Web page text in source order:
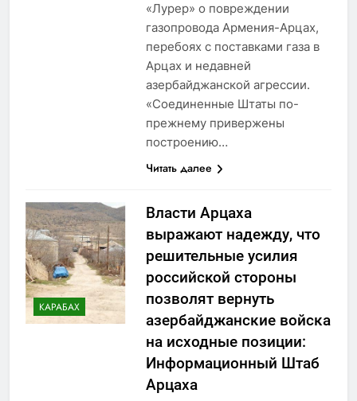
«Лурер» о повреждении
газопровода Армения-Арцах,
перебоях с поставками газа в
Арцах и недавней
азербайджанской агрессии.
«Соединенные Штаты по-
прежнему привержены
построению…
Читать далее
КАРАБАХ
Власти Арцаха
выражают надежду, что
решительные усилия
российской стороны
позволят вернуть
азербайджанские войска
на исходные позиции:
Информационный Штаб
Арцаха